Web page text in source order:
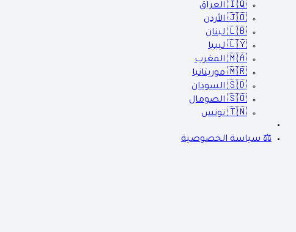
🇮🇶 العراق
🇯🇴 الأردن
🇱🇧 لبنان
🇱🇾 ليبيا
🇲🇦 المغرب
🇲🇷 موريتانيا
🇸🇩 السودان
🇸🇴 الصومال
🇹🇳 تونس
⚖️ سياسة الخصوصية